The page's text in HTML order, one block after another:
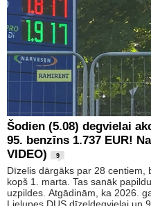
Šodien (5.08) degvielai
95. benzīns 1.737 EUR!
VIDEO)
9
Dīzelis dārgāks par 28 centiem,
kopš 1. marta. Tas sanāk
uzpildes. Atgādinām, ka 2026.